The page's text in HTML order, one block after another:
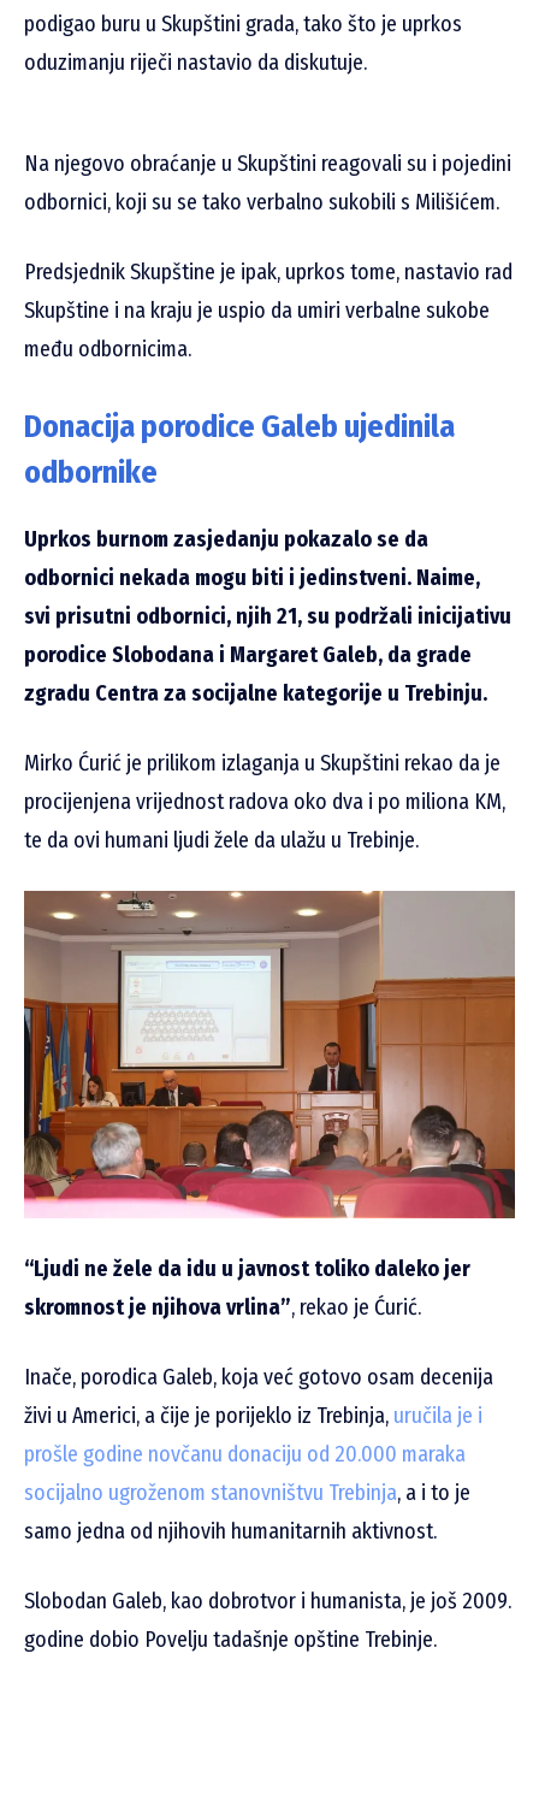
podigao buru u Skupštini grada, tako što je uprkos
oduzimanju riječi nastavio da diskutuje.
Na njegovo obraćanje u Skupštini reagovali su i pojedini
odbornici, koji su se tako verbalno sukobili s Milišićem.
Predsjednik Skupštine je ipak, uprkos tome, nastavio rad
Skupštine i na kraju je uspio da umiri verbalne sukobe
među odbornicima.
Donacija porodice Galeb ujedinila
odbornike
Uprkos burnom zasjedanju pokazalo se da
odbornici nekada mogu biti i jedinstveni. Naime,
svi prisutni odbornici, njih 21, su podržali inicijativu
porodice Slobodana i Margaret Galeb, da grade
zgradu Centra za socijalne kategorije u Trebinju.
Mirko Ćurić je prilikom izlaganja u Skupštini rekao da je
procijenjena vrijednost radova oko dva i po miliona KM,
te da ovi humani ljudi žele da ulažu u Trebinje.
“Ljudi ne žele da idu u javnost toliko daleko jer
skromnost je njihova vrlina”, rekao je Ćurić.
Inače, porodica Galeb, koja već gotovo osam decenija
živi u Americi, a čije je porijeklo iz Trebinja, uručila je i
prošle godine novčanu donaciju od 20.000 maraka
socijalno ugroženom stanovništvu Trebinja, a i to je
samo jedna od njihovih humanitarnih aktivnost.
Slobodan Galeb, kao dobrotvor i humanista, je još 2009.
godine dobio Povelju tadašnje opštine Trebinje.